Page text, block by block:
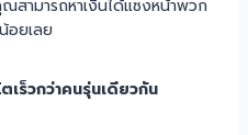
ามารถหาเงินได้แซงหน้าพวก
อยเลย
เร็วกว่าคนรุ่นเดียวกัน